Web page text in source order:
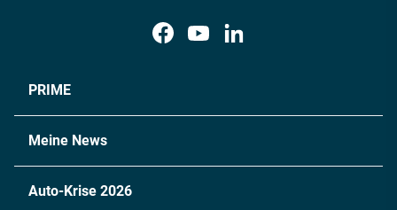
PRIME
Meine News
Auto-Krise 2026